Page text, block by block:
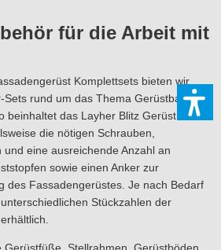
für die Arbeit mit
Komplettsets bieten wir
rund um das Thema Gerüstbau bei
beinhaltet das Layher Blitz Gerüst
die nötigen Schrauben,
eine ausreichende Anzahl an
sowie einen Anker zur
des Fassadengerüstes. Je nach Bedarf
Stückzahlen der